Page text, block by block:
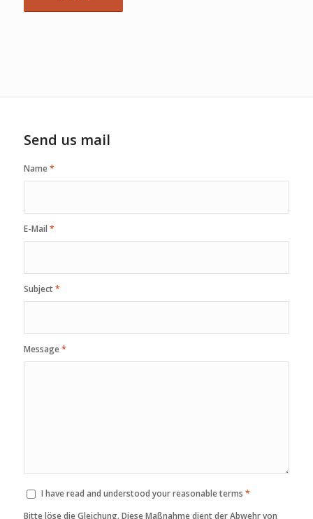
Send us mail
Name*
E-Mail *
Subject*
Message*
I have read and understood your reasonable terms *
Bitte löse die Gleichung. Diese Maßnahme dient der Abwehr von